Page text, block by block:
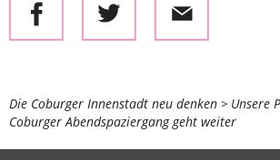
Sie
befinden
Die Coburger Innenstadt neu denken
Unsere
Coburger Abendspaziergang geht weiter